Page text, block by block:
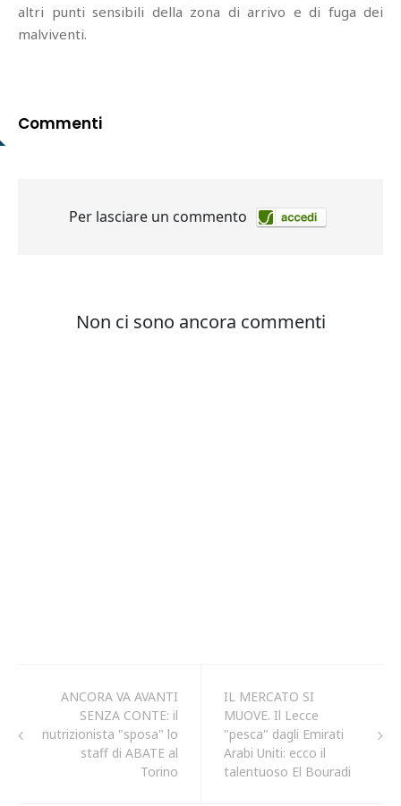
altri punti sensibili della zona di arrivo e di fuga dei
malviventi.
Commenti
ANCORA VA AVANTI
SENZA CONTE: il
nutrizionista "sposa" lo
staff di ABATE al
Torino
IL MERCATO SI
MUOVE. Il Lecce
"pesca" dagli Emirati
Arabi Uniti: ecco il
talentuoso El Bouradi